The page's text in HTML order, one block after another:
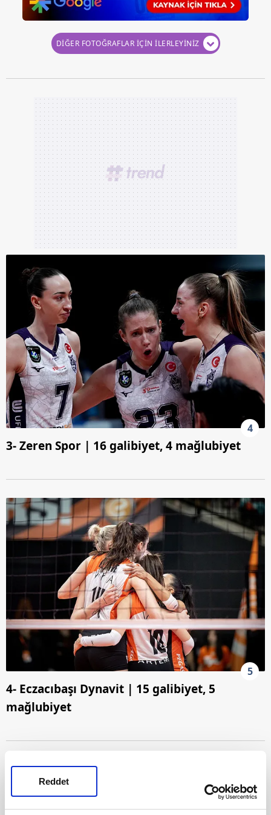
Reddet
DİĞER FOTOĞRAFLAR İÇİN İLERLEYİNİZ
4
3- Zeren Spor | 16 galibiyet, 4 mağlubiyet
5
4- Eczacıbaşı Dynavit | 15 galibiyet, 5
mağlubiyet